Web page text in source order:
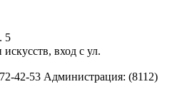
5
вход с ул.
42-53 Администрация: (8112)